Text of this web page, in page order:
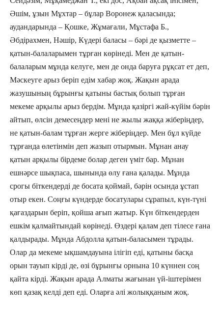
Әшім, ұзын Мұхтар – бұлар Воронеж қаласында;
аудандарында – Қошке, Жұмағали, Мұстафа Б.,
Әбдірахмен, Нәшір, Күдері баласы – бәрі де қызметте –
қатын-балаларымен тұрған көрінеді. Мен де қатын-
балаларым мұнда келуге, мен де онда баруға рұқсат ет деп,
Мәскеуге арыз беріп едім хабар жоқ. Жақын арада
жазушының бұрынғы қатыны бастық болып тұрған
мекеме арқылы арыз бердім. Мұнда қазіргі жай-күйім бәрін
айтып, өлсін демесеңдер мені не жылы жаққа жіберіңдер,
не қатын-балам тұрған жерге жіберіңдер. Мен бұл күйде
тұрғанда өлетінмін деп жазып отырмын. Мұнан анау
қатын арқылы бірдеме болар деген үміт бар. Мұнан
ешнәрсе шықпаса, шынында өлу ғана қалады. Мұнда
срогы біткендерді де босата қоймай, бәрін осында ұстап
отыр екен. Соңғы күндерде босатулары сұрапыл, күн-түні
қағаздарын беріп, қойша ағып жатыр. Күн біткендерден
ешкім қалмайтындай көрінеді. Өздері қалам деп тілесе ғана
қалдырады. Мұнда Абдолла қатын-баласымен тұрады.
Олар да мекеме ықшамдауына ілігіп еді, қатыны басқа
орын тауып кірді де, өзі бұрынғы орнына 10 күннен соң
қайта кірді. Жақын арада Алматы жағынан үй-іштерімен
көп қазақ келді деп еді. Оларға әлі жолыққаным жоқ.